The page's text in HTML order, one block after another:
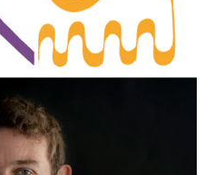
Finn ansatte
For ansatte og studenter